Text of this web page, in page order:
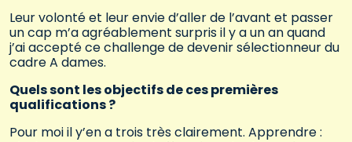
Leur volonté et leur envie d’aller de l’avant et passer
un cap m’a agréablement surpris il y a un an quand
j’ai accepté ce challenge de devenir sélectionneur du
cadre A dames.
Quels sont les objectifs de ces premières
qualifications ?
Pour moi il y’en a trois très clairement. Apprendre :